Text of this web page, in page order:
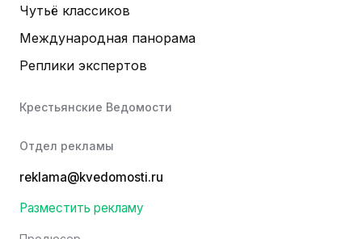
Чутьё классиков
Международная панорама
Реплики экспертов
Крестьянские Ведомости
Отдел рекламы
reklama@kvedomosti.ru
Разместить рекламу